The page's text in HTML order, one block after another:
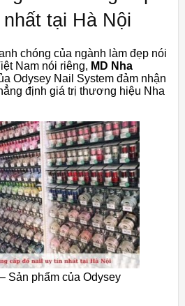
tại Hà Nội
chóng của ngành làm đẹp nói
Nam nói riêng, MD Nha
Odysey Nail System đảm nhận
định giá trị thương hiệu Nha
Sản phẩm của Odysey